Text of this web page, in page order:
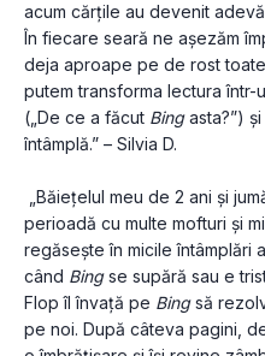
acum cărțile au devenit
În fiecare seară ne așezăm
deja aproape pe de rost
putem transforma lectura
(„De ce a făcut Bing asta?”)
întâmplă.” – Silvia D.
„Băiețelul meu de 2 ani și
perioadă cu multe mofturi și
regăsește în micile întâmplări
când Bing se supără sau e
Flop îl învață pe Bing să
pe noi. După câteva pagini,